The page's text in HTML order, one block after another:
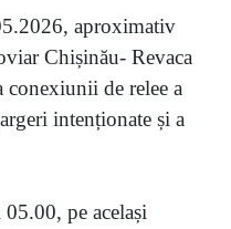
aproximativ
Chișinău- Revaca
conexiunii de relee a
intenționate și a
pe același